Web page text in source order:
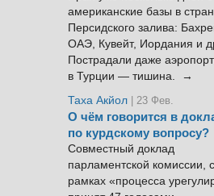
американские базы в
Персидского залива:
ОАЭ, Кувейт, Иордания и
Пострадали даже
в Турции — тишина. →
Таха Акйол | 23 Фев.
О чём говорится в
по курдскому вопросу?
Совместный доклад
парламентской комиссии,
рамках «процесса